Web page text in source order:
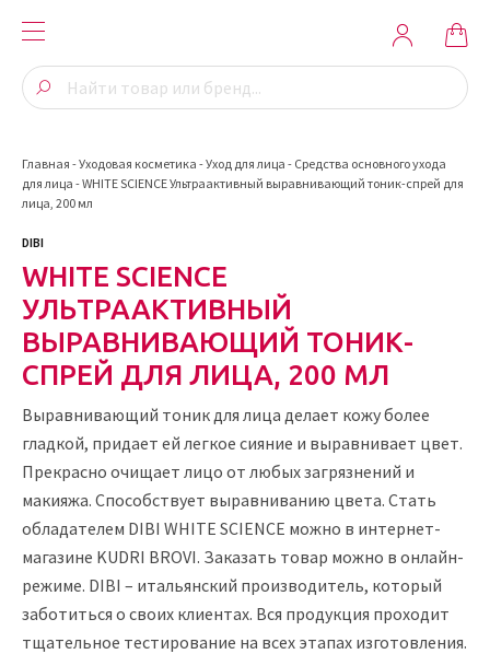
Главная -Уходовая косметика -Уход для лица - Средства основного ухода
для лица -WHITE SCIENCE Ультраактивный выравнивающий тоник-спрей для
лица, 200 мл
DIBI
WHITE SCIENCE
УЛЬТРААКТИВНЫЙ
ВЫРАВНИВАЮЩИЙ ТОНИК-
СПРЕЙ ДЛЯ ЛИЦА, 200 МЛ
Выравнивающий тоник для лица делает кожу более
гладкой, придает ей легкое сияние и выравнивает цвет.
Прекрасно очищает лицо от любых загрязнений и
макияжа. Способствует выравниванию цвета. Стать
обладателем DIBI WHITE SCIENCE можно в интернет-
магазине KUDRI BROVI. Заказать товар можно в онлайн-
режиме. DIBI – итальянский производитель, который
заботиться о своих клиентах. Вся продукция проходит
тщательное тестирование на всех этапах изготовления.